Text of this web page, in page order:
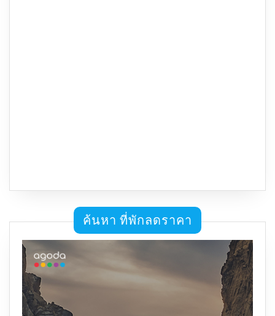
ค้นหา ที่พักลดราคา